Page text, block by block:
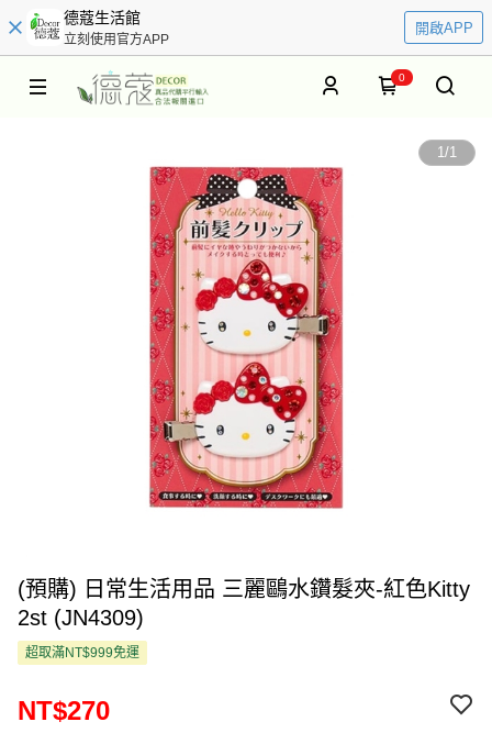
德蔻生活館
立刻使用官方APP
開啟APP
0
1/1
(預購) 日常生活用品 三麗鷗水鑽髮夾-紅色Kitty
2st (JN4309)
超取滿NT$999免運
NT$270